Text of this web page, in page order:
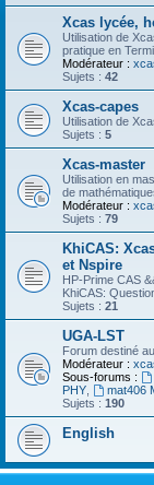
Xcas lycée,
Utilisation de
pratique en
Modérateur :
Sujets : 42
Xcas-capes
Utilisation de
Sujets : 5
Xcas-master
Utilisation en
de
Modérateur :
Sujets : 79
KhiCAS:
et Nspire
HP-Prime CAS
KhiCAS:
Sujets : 21
UGA-LST
Forum destiné
Modérateur :
Sous-forums :
PHY
mat406
Sujets : 190
English